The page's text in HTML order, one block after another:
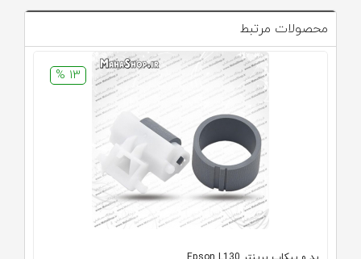
محصولات مرتبط
13 %